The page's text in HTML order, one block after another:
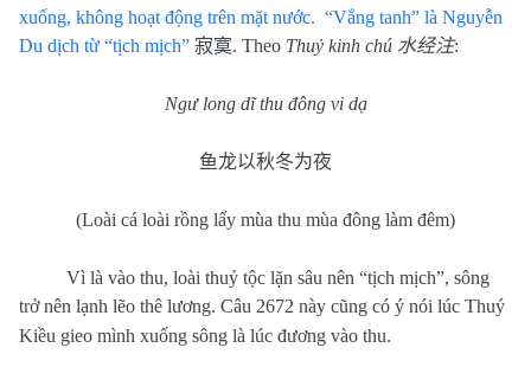
xuống, không hoạt động trên mặt nước. “Vắng tanh” là Nguyễn
Du dịch từ “tịch mịch” 寂寞. Theo Thuỷ kinh chú 水经注:
Ngư long dĩ thu đông vi dạ
鱼龙以秋冬为夜
(Loài cá loài rồng lấy mùa thu mùa đông làm đêm)
Vì là vào thu, loài thuỷ tộc lặn sâu nên “tịch mịch”, sông
trở nên lạnh lẽo thê lương. Câu 2672 này cũng có ý nói lúc Thuý
Kiều gieo mình xuống sông là lúc đương vào thu.